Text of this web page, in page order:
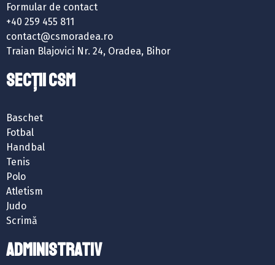
Formular de contact
+40 259 455 811
contact@csmoradea.ro
Traian Blajovici Nr. 24, Oradea, Bihor
SECȚII CSM
Baschet
Fotbal
Handbal
Tenis
Polo
Atletism
Judo
Scrimă
ADMINISTRATIV